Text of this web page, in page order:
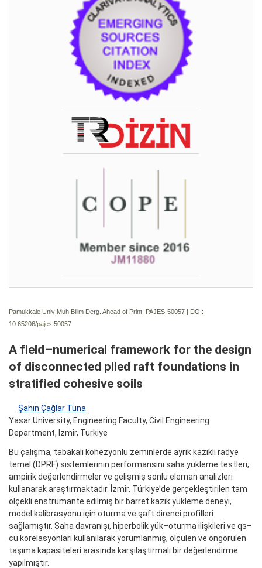
Pamukkale Univ Muh Bilim Derg. Ahead of Print: PAJES-50057 | DOI:
10.65206/pajes.50057
A field–numerical framework for the design
of disconnected piled raft foundations in
stratified cohesive soils
Şahin Çağlar Tuna
Yasar University, Engineering Faculty, Civil Engineering
Department, Izmir, Turkiye
Bu çalışma, tabakalı kohezyonlu zeminlerde ayrık kazıklı radye
temel (DPRF) sistemlerinin performansını saha yükleme testleri,
ampirik değerlendirmeler ve gelişmiş sonlu eleman analizleri
kullanarak araştırmaktadır. İzmir, Türkiye’de gerçekleştirilen tam
ölçekli enstrümante edilmiş bir barret kazık yükleme deneyi,
model kalibrasyonu için oturma ve şaft direnci profilleri
sağlamıştır. Saha davranışı, hiperbolik yük–oturma ilişkileri ve qs–
cu korelasyonları kullanılarak yorumlanmış, ölçülen ve öngörülen
taşıma kapasiteleri arasında karşılaştırmalı bir değerlendirme
yapılmıştır.